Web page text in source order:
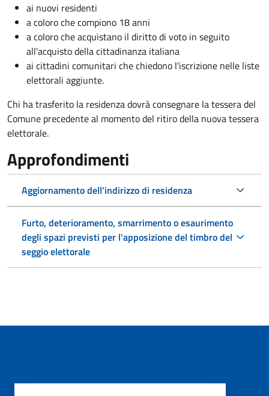
ai nuovi residenti
a coloro che compiono 18 anni
a coloro che acquistano il diritto di voto in seguito
all'acquisto della cittadinanza italiana
ai cittadini comunitari che chiedono l'iscrizione nelle liste
elettorali aggiunte.
Chi ha trasferito la residenza dovrà consegnare la tessera del
Comune precedente al momento del ritiro della nuova tessera
elettorale.
Approfondimenti
Aggiornamento dell'indirizzo di residenza
Furto, deterioramento, smarrimento o esaurimento
degli spazi previsti per l'apposizione del timbro del
seggio elettorale